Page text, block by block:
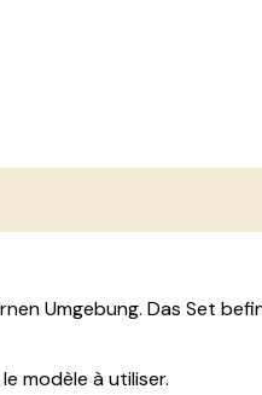
Umgebung. Das Set
modèle à utiliser.